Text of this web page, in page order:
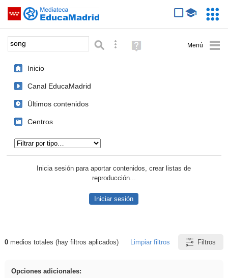
Saltar navegación
Palabra o frase: Búsqueda avanzada
Ayuda
(en
Inicio
Canal EducaMadrid
Últimos contenidos
Centros
Inicia sesión para aportar contenidos, crear listas de
reproducción...
Iniciar sesión
Resultados de: song
0medios totales (hay filtros aplicados) Limpiar filtros Filtros
Opciones adicionales: